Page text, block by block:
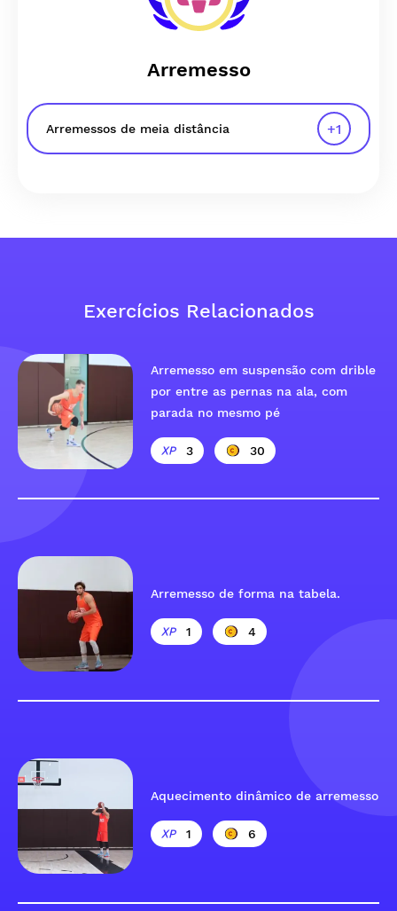
Arremesso
Arremessos de meia distância +1
Exercícios Relacionados
Arremesso em suspensão com drible
por entre as pernas na ala, com
parada no mesmo pé
3 30
Arremesso de forma na tabela.
1 4
Aquecimento dinâmico de arremesso
1 6